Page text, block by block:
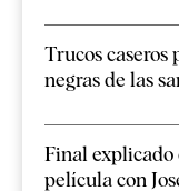
Trucos caseros
negras de las
Final explicado
película con